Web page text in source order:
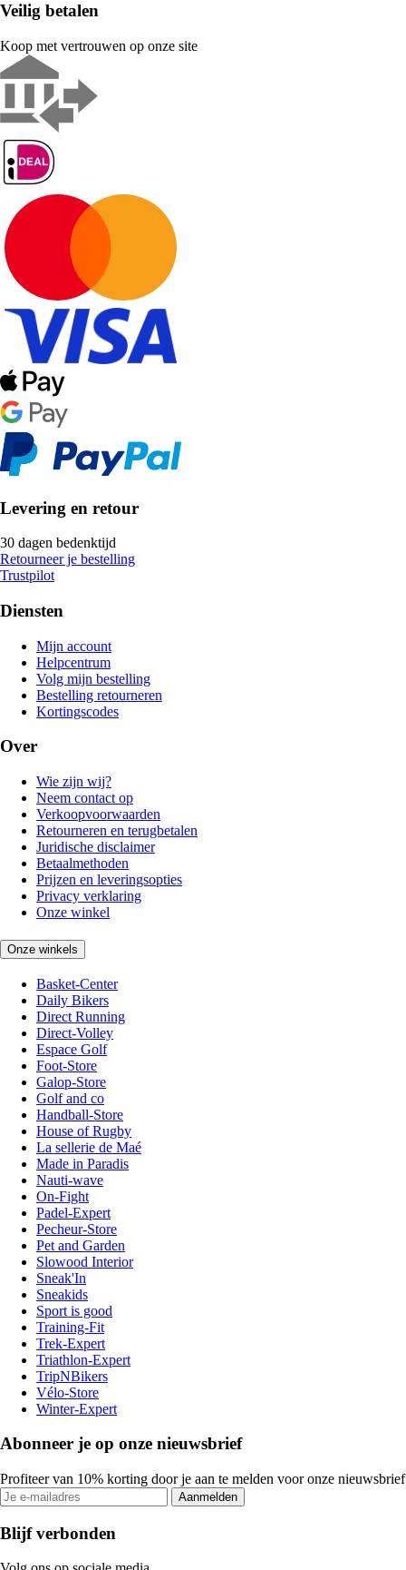
Veilig betalen
Koop met vertrouwen op onze site
Levering en retour
30 dagen bedenktijd
Retourneer je bestelling
Trustpilot
Diensten
Mijn account
Helpcentrum
Volg mijn bestelling
Bestelling retourneren
Kortingscodes
Over
Wie zijn wij?
Neem contact op
Verkoopvoorwaarden
Retourneren en terugbetalen
Juridische disclaimer
Betaalmethoden
Prijzen en leveringsopties
Privacy verklaring
Onze winkel
Onze winkels
Basket-Center
Daily Bikers
Direct Running
Direct-Volley
Espace Golf
Foot-Store
Galop-Store
Golf and co
Handball-Store
House of Rugby
La sellerie de Maé
Made in Paradis
Nauti-wave
On-Fight
Padel-Expert
Pecheur-Store
Pet and Garden
Slowood Interior
Sneak'In
Sneakids
Sport is good
Training-Fit
Trek-Expert
Triathlon-Expert
TripNBikers
Vélo-Store
Winter-Expert
Abonneer je op onze nieuwsbrief
Profiteer van 10% korting door je aan te melden voor onze nieuwsbrief
Aanmelden
Blijf verbonden